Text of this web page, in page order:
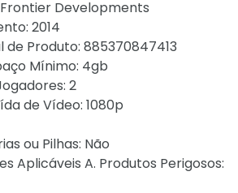
Developments
2014
de Produto: 885370847413
Mínimo: 4gb
2
de Vídeo: 1080p
ou Pilhas: Não
Aplicáveis A. Produtos Perigosos: